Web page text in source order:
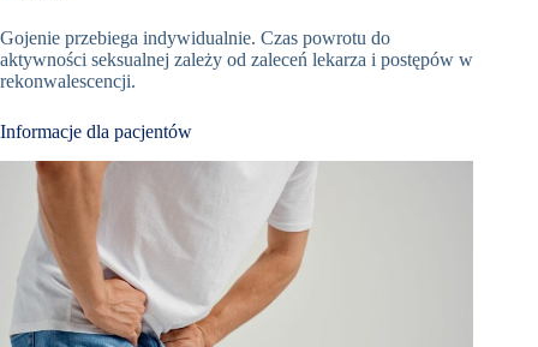
Gojenie przebiega indywidualnie. Czas powrotu do
aktywności seksualnej zależy od zaleceń lekarza i postępów w
rekonwalescencji.
Informacje dla pacjentów